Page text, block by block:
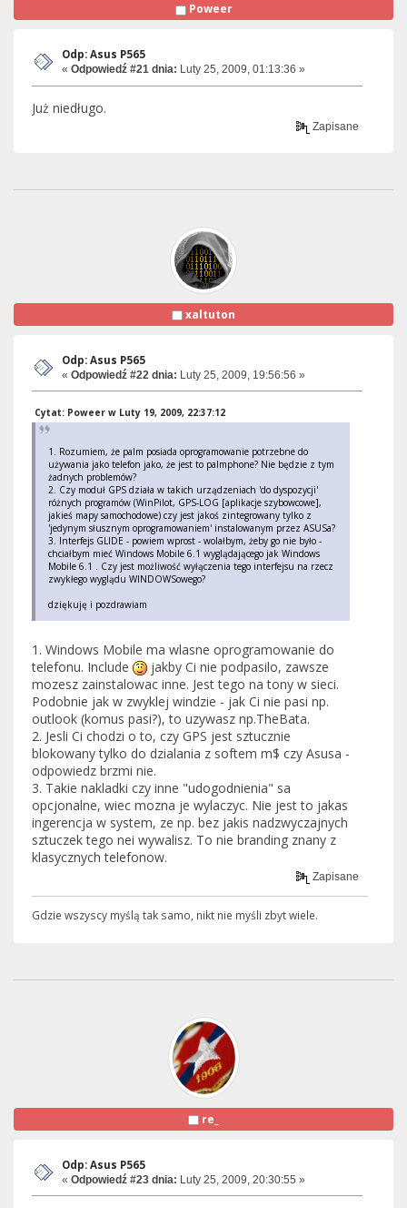
Poweer
Odp: Asus P565
« Odpowiedź #21 dnia: Luty 25, 2009, 01:13:36 »
Już niedługo.
Zapisane
xaltuton
Odp: Asus P565
« Odpowiedź #22 dnia: Luty 25, 2009, 19:56:56 »
Cytat: Poweer w Luty 19, 2009, 22:37:12
1. Rozumiem, że palm posiada oprogramowanie potrzebne do
używania jako telefon jako, że jest to palmphone? Nie będzie z tym
żadnych problemów?
2. Czy moduł GPS działa w takich urządzeniach 'do dyspozycji'
różnych programów (WinPilot, GPS-LOG [aplikacje szybowcowe],
jakieś mapy samochodowe) czy jest jakoś zintegrowany tylko z
'jedynym słusznym oprogramowaniem' instalowanym przez ASUSa?
3. Interfejs GLIDE - powiem wprost - wolałbym, żeby go nie było -
chciałbym mieć Windows Mobile 6.1 wyglądającego jak Windows
Mobile 6.1 . Czy jest możliwość wyłączenia tego interfejsu na rzecz
zwykłego wyglądu WINDOWSowego?
dziękuję i pozdrawiam
1. Windows Mobile ma wlasne oprogramowanie do
telefonu. Include
jakby Ci nie podpasilo, zawsze
mozesz zainstalowac inne. Jest tego na tony w sieci.
Podobnie jak w zwyklej windzie - jak Ci nie pasi np.
outlook (komus pasi?), to uzywasz np.TheBata.
2. Jesli Ci chodzi o to, czy GPS jest sztucznie
blokowany tylko do dzialania z softem m$ czy Asusa -
odpowiedz brzmi nie.
3. Takie nakladki czy inne "udogodnienia" sa
opcjonalne, wiec mozna je wylaczyc. Nie jest to jakas
ingerencja w system, ze np. bez jakis nadzwyczajnych
sztuczek tego nei wywalisz. To nie branding znany z
klasycznych telefonow.
Zapisane
Gdzie wszyscy myślą tak samo, nikt nie myśli zbyt wiele.
re_
Odp: Asus P565
« Odpowiedź #23 dnia: Luty 25, 2009, 20:30:55 »